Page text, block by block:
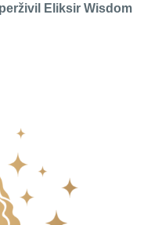
Eliksir Wisdom